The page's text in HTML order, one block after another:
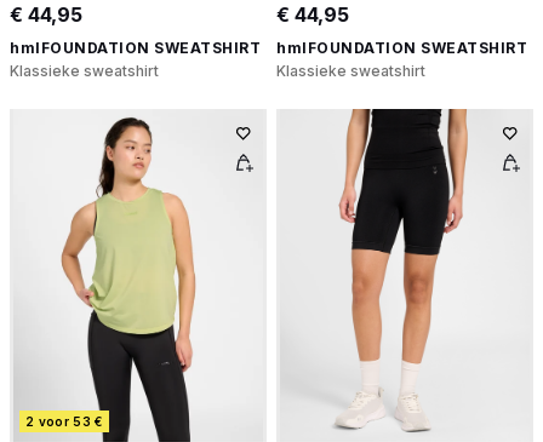
€ 44,95
hmlFOUNDATION SWEATSHIRT
Klassieke sweatshirt
€ 44,95
hmlFOUNDATION SWEATSHIRT
Klassieke sweatshirt
2 voor 53 €